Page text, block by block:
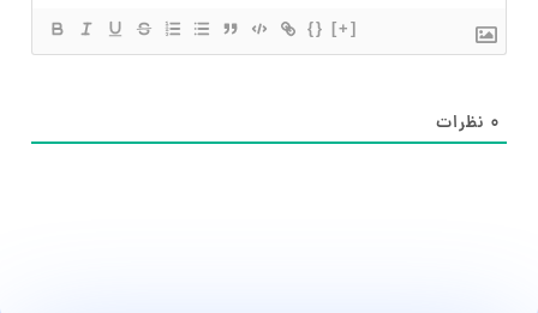
{} [+]
۰ نظرات